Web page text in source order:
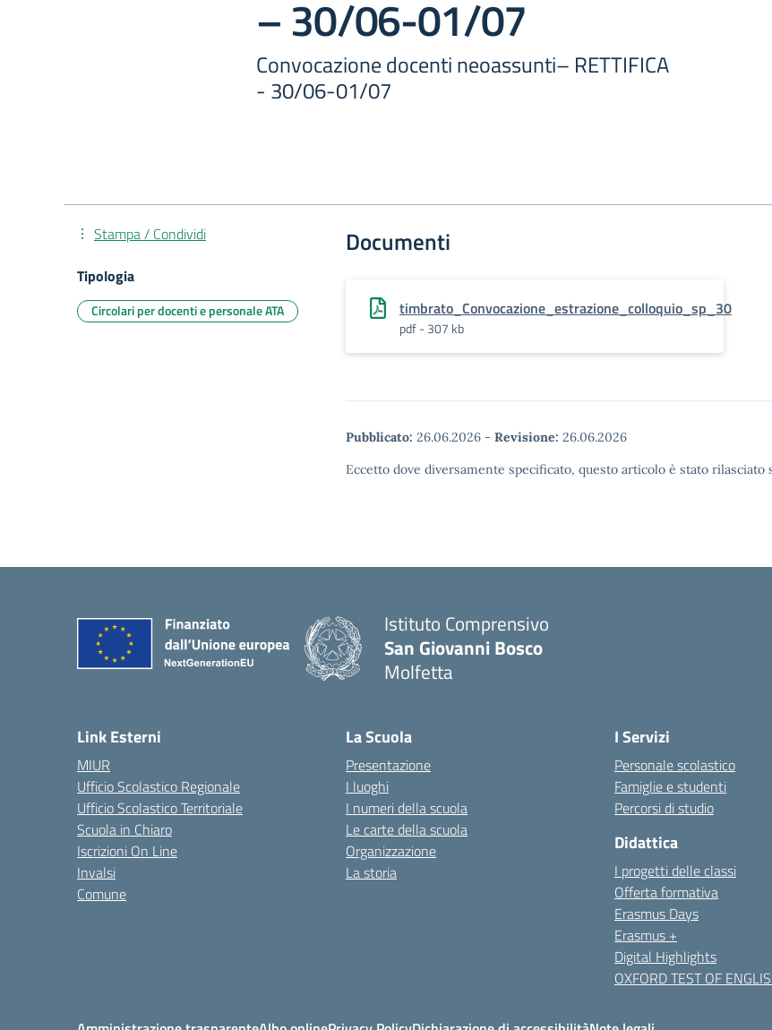
– 30/06-01/07
Convocazione docenti neoassunti– RETTIFICA
- 30/06-01/07
Documenti
timbrato_Convocazione_estrazione_colloquio_sp_30
pdf - 307 kb
Pubblicato: 26.06.2026 - Revisione: 26.06.2026
Eccetto dove diversamente specificato, questo articolo è stato
Stampa / Condividi
Tipologia
Circolari per docenti e personale ATA
Istituto Comprensivo
San Giovanni Bosco
Molfetta
Link Esterni
MIUR
Ufficio Scolastico Regionale
Ufficio Scolastico Territoriale
Scuola in Chiaro
Iscrizioni On Line
Invalsi
Comune
La Scuola
Presentazione
I luoghi
I numeri della scuola
Le carte della scuola
Organizzazione
La storia
I Servizi
Personale scolastico
Famiglie e studenti
Percorsi di studio
Didattica
I progetti delle classi
Offerta formativa
Erasmus Days
Erasmus +
Digital Highlights
OXFORD TEST OF